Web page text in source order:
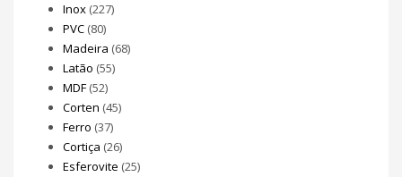
Inox (227)
PVC (80)
Madeira (68)
Latão (55)
MDF (52)
Corten (45)
Ferro (37)
Cortiça (26)
Esferovite (25)